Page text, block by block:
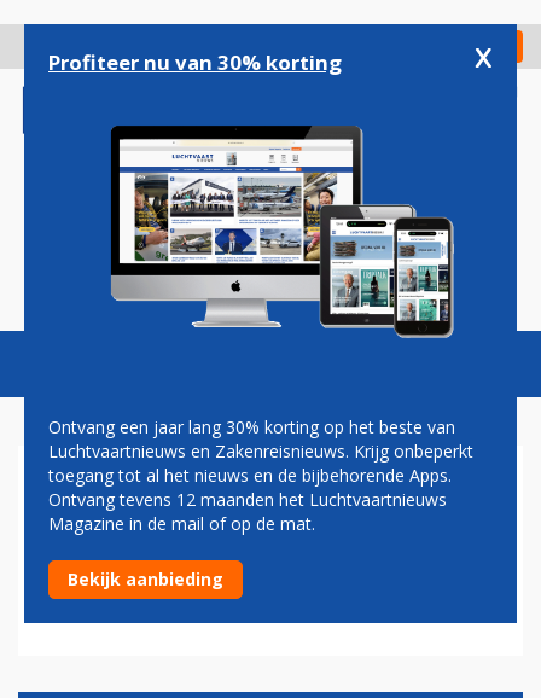
gaan
Check in
Magazine Podcasts Vacatures
OORLOGM MIDDEN-OOSTEN
Dure kerosine, lege stoelen | Explainer
31-03-2026 - 11:18
Profiteer nu van 30% korting x
Ontvang een jaar lang 30% korting op het beste van
Luchtvaartnieuws en Zakenreisnieuws. Krijg onbeperkt
toegang tot al het nieuws en de bijbehorende Apps.
Ontvang tevens 12 maanden het Luchtvaartnieuws
Magazine in de mail of op de mat.
Bekijk aanbieding